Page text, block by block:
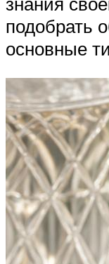
подобрать
основные